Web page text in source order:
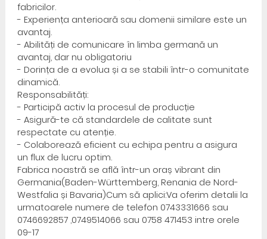
fabricilor.
- Experiența anterioară sau domenii similare este un
avantaj.
- Abilități de comunicare în limba germană un
avantaj, dar nu obligatoriu
- Dorința de a evolua și a se stabili într-o comunitate
dinamică.
Responsabilități:
- Participă activ la procesul de producție
- Asigură-te că standardele de calitate sunt
respectate cu atenție.
- Colaborează eficient cu echipa pentru a asigura
un flux de lucru optim.
Fabrica noastră se află într-un oraș vibrant din
Germania(Baden-Württemberg, Renania de Nord-
Westfalia și Bavaria)Cum să aplici:Va oferim detalii la
urmatoarele numere de telefon 0743331666 sau
0746692857 ,0749514066 sau 0758 471453 intre orele
09-17